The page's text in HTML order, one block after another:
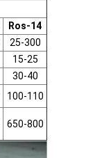
Ros-14
25-300
15-25
30-40
100-110
650-800